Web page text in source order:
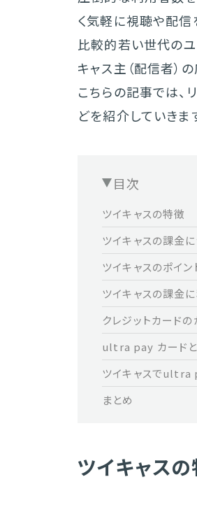
く気軽に視聴や配信
比較的若い世代の
キャス主（配信者）
こちらの記事では、
どを紹介していきま
目次
ツイキャスの特徴
ツイキャスの課金
ツイキャスのポイ
ツイキャスの課金
クレジットカード
ultra pay カードと
ツイキャスでultra
まとめ
ツイキャス